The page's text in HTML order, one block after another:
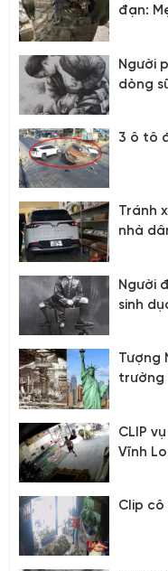
đạn:
Người
dòng
3 ô tô
Tránh
nhà
Người
sinh
Tượng
trường
CLIP
Vĩnh
Clip cô